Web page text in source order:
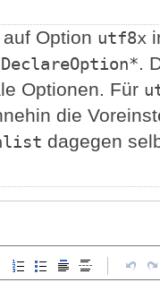
Option utf8x
.
Optionen. Für
die
dagegen